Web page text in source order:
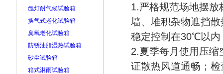
氙灯耐气候试验箱
换气式老化试验箱
臭氧老化试验箱
防锈油脂湿热试验箱
砂尘试验箱
箱式淋雨试验箱
1.严格规范场地摆
墙、堆积杂物遮挡
稳定控制在30℃以内
2.夏季每月使用压
证散热风道通畅；